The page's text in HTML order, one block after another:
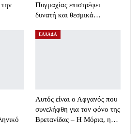
Πυγμαχίας επιστρέφει
δυνατή και θεσμικά…
ΕΛΛΑΔΑ
Αυτός είναι ο Αφγανός που
συνελήφθη για τον φόνο της
Βρετανίδας – Η Μόρια, η…